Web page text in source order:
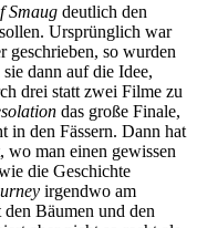
Smaug deutlich den
Ursprünglich war
geschrieben, so wurden
dann auf die Idee,
drei statt zwei Filme zu
das große Finale,
in den Fässern. Dann hat
wo man einen gewissen
die Geschichte
irgendwo am
Bäumen und den